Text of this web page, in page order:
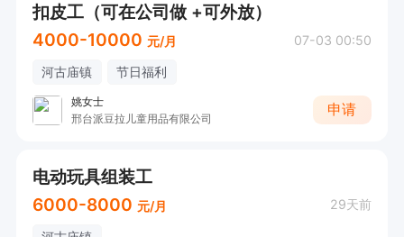
扣皮工（可在公司做 +可外放）
4000-10000 元/月 07-03 00:50
河古庙镇 节日福利
姚女士
邢台派豆拉儿童用品有限公司
申请
电动玩具组装工
6000-8000 元/月 29天前